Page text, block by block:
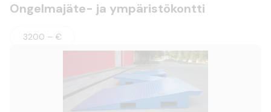
Ongelmajäte- ja ympäristökontti
3200 – €